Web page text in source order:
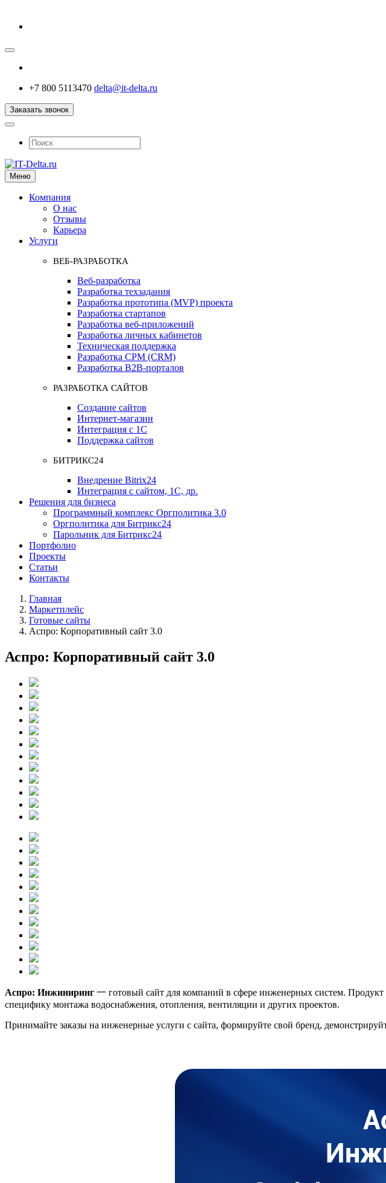
+7 800 5113470 delta@it-delta.ru
Заказать звонок
Меню
Компания
О нас
Отзывы
Карьера
Услуги
ВЕБ-РАЗРАБОТКА
Веб-разработка
Разработка техзадания
Разработка прототипа (MVP) проекта
Разработка стартапов
Разработка веб-приложений
Разработка личных кабинетов
Техническая поддержка
Разработка СРМ (CRM)
Разработка B2B-порталов
РАЗРАБОТКА САЙТОВ
Создание сайтов
Интернет-магазин
Интеграция с 1С
Поддержка сайтов
БИТРИКС24
Внедрение Bitrix24
Интеграция с сайтом, 1С, др.
Решения для бизнеса
Программный комплекс Оргполитика 3.0
Оргполитика для Битрикс24
Парольник для Битрикс24
Портфолио
Проекты
Статьи
Контакты
Главная
Маркетплейс
Готовые сайты
Аспро: Корпоративный сайт 3.0
Аспро: Корпоративный сайт 3.0
Аспро: Инжиниринг 一 готовый сайт для компаний в сфере инженерных систем.
специфику монтажа водоснабжения, отопления, вентиляции и других проектов.
Принимайте заказы на инженерные услуги с сайта, формируйте свой бренд,